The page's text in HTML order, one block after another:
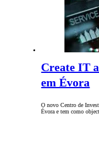
Create IT
em Évora
O novo Centro de
Évora e tem como